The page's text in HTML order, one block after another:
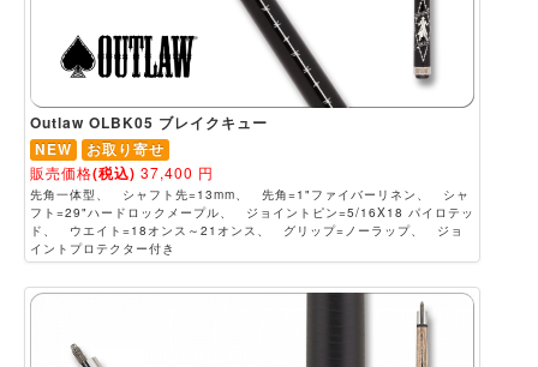
Outlaw OLBK05 ブレイクキュー
NEW
お取り寄せ
販売価格(税込) 37,400 円
先角一体型、 シャフト先=13mm、 先角=1"ファイバーリネン、 シャ
フト=29"ハードロックメープル、 ジョイントピン=5/16X18 パイロテッ
ド、 ウエイト=18オンス～21オンス、 グリップ=ノーラップ、 ジョ
イントプロテクター付き